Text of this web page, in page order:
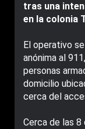
tras una
en la colonia
El operativo
anónima al
personas
domicilio
cerca del
Cerca de las